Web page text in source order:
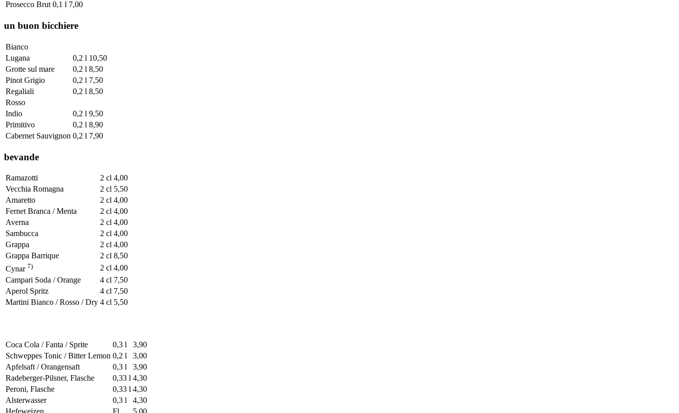
Prosecco Brut 0,1 l 7,00
un buon bicchiere
Bianco
Lugana
0,2 l 10,50
Grotte sul mare
0,2 l 8,50
Pinot Grigio
0,2 l 7,50
Regaliali
0,2 l 8,50
Rosso
Indio
0,2 l 9,50
Primitivo
0,2 l 8,90
Cabernet Sauvignon 0,2 l 7,90
bevande
Ramazotti 2 cl 4,00
Vecchia Romagna
2 cl 5,50
Amaretto
2 cl 4,00
Fernet Branca / Menta
2 cl 4,00
Averna
2 cl 4,00
Sambucca
2 cl 4,00
Grappa
2 cl 4,00
Grappa Barrique
2 cl 8,50
Cynar 7) 2 cl 4,00
Campari Soda / Orange
4 cl 7,50
Aperol Spritz
4 cl 7,50
Martini Bianco / Rosso / Dry 4 cl 5,50
Coca Cola / Fanta / Sprite 0,3 l
3,90
Schweppes Tonic / Bitter Lemon 0,2 l
3,00
Apfelsaft / Orangensaft
0,3 l
3,90
Radeberger-Pilsner, Flasche
0,33 l 4,30
Peroni, Flasche
0,33 l 4,30
Alsterwasser
0,3 l
4,30
Hefeweizen
Fl 5,00